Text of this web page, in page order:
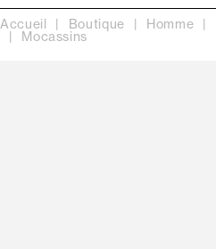
Accueil Boutique Homme
Mocassins